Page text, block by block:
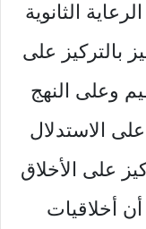
الثانوية
بالتركيز على
وعلى النهج
الاستدلال
على الأخلاق
أن أخلاقيات